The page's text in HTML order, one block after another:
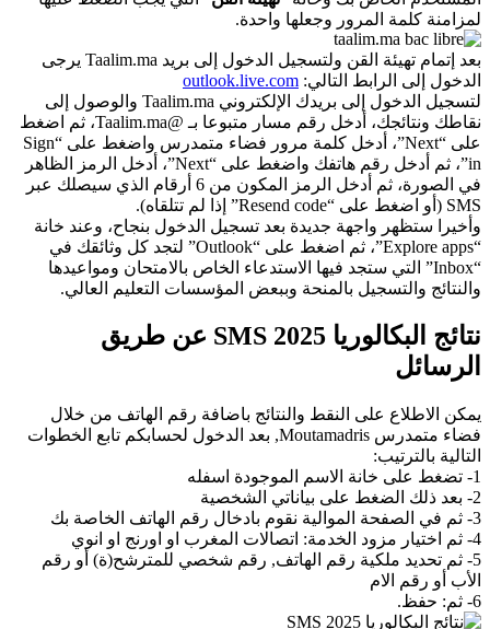
لمزامنة كلمة المرور وجعلها واحدة.
بعد إتمام تهيئة القن ولتسجيل الدخول إلى بريد Taalim.ma يرجى
الدخول إلى الرابط التالي: outlook.live.com
لتسجيل الدخول إلى بريدك الإلكتروني Taalim.ma والوصول إلى
نقاطك ونتائجك، أدخل رقم مسار متبوعا بـ @Taalim.ma، ثم اضغط
على “Next”، أدخل كلمة مرور فضاء متمدرس واضغط على “Sign
in”، ثم أدخل رقم هاتفك واضغط على “Next”، أدخل الرمز الظاهر
في الصورة، ثم أدخل الرمز المكون من 6 أرقام الذي سيصلك عبر
SMS (أو اضغط على “Resend code” إذا لم تتلقاه).
وأخيرا ستظهر واجهة جديدة بعد تسجيل الدخول بنجاح، وعند خانة
“Explore apps”، ثم اضغط على “Outlook” لتجد كل وثائقك في
“Inbox” التي ستجد فيها الاستدعاء الخاص بالامتحان ومواعيدها
والنتائج والتسجيل بالمنحة وببعض المؤسسات التعليم العالي.
نتائج البكالوريا SMS 2025 عن طريق
الرسائل
يمكن الاطلاع على النقط والنتائج باضافة رقم الهاتف من خلال
فضاء متمدرس Moutamadris, بعد الدخول لحسابكم تابع الخطوات
التالية بالترتيب:
1- تضغط على خانة الاسم الموجودة اسفله
2- بعد ذلك الضغط على بياناتي الشخصية
3- ثم في الصفحة الموالية نقوم بادخال رقم الهاتف الخاصة بك
4- ثم اختيار مزود الخدمة: اتصالات المغرب او اورنج او انوي
5- ثم تحديد ملكية رقم الهاتف, رقم شخصي للمترشح(ة) أو رقم
الأب أو رقم الام
6- ثم: حفظ.